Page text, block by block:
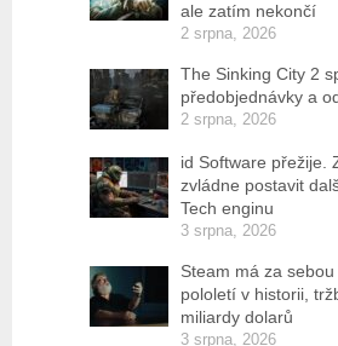
ale zatím nekončí
2 srpna, 2026
The Sinking City 2
předobjednávky a
2 srpna, 2026
id Software přežije.
zvládne postavit
Tech enginu
3 srpna, 2026
Steam má za
pololetí v historii,
miliardy dolarů
3 srpna, 2026